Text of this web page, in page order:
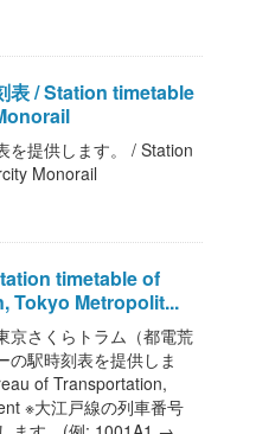
表 / Station timetable
を提供します。 / Station
Monorail
timetable of
Tokyo Metropolit...
京さくらトラム（都電荒
の駅時刻表を提供しま
of Transportation,
※大江戸線の列車番号